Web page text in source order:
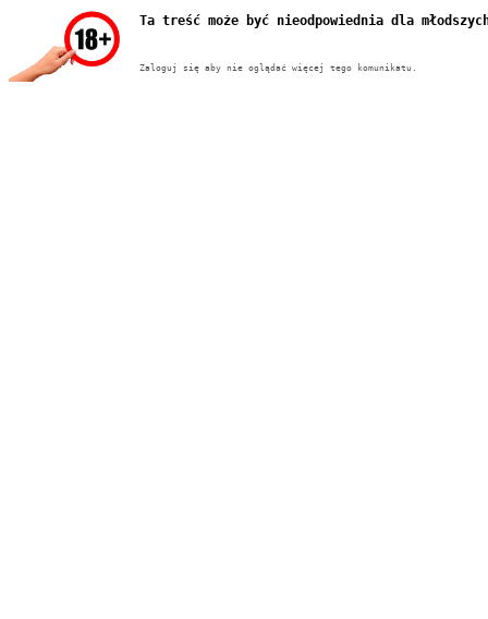
Ta treść może być nieodpowiednia dla
Zaloguj się aby nie oglądać więcej tego komunikatu.